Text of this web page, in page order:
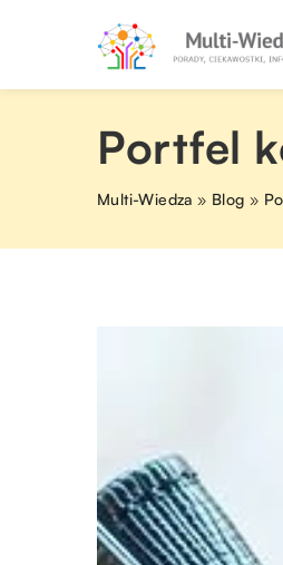
Portfel
Multi-Wiedza » Blog »